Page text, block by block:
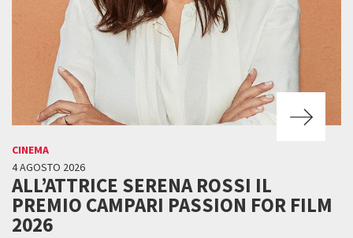
CINEMA
4 AGOSTO 2026
ALL’ATTRICE SERENA ROSSI IL
PREMIO CAMPARI PASSION FOR FILM
2026